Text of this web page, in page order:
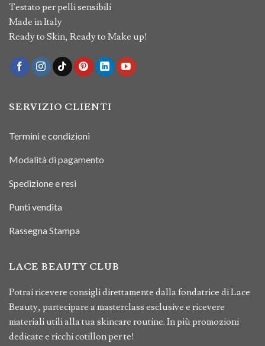
Testato per pelli sensibili
Made in Italy
Ready to Skin, Ready to Make up!
SERVIZIO CLIENTI
Termini e condizioni
Modalità di pagamento
Spedizione e resi
Punti vendita
Rassegna Stampa
LACE BEAUTY CLUB
Potrai ricevere consigli direttamente dalla fondatrice di Lace
Beauty, partecipare a masterclass esclusive e ricevere
materiali utili alla tua skincare routine. In più promozioni
dedicate e ricchi cotillon per te!